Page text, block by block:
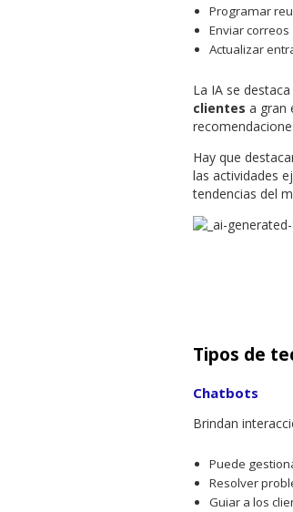
Programar
Enviar correos
Actualizar
La IA se
clientes a gran
Hay que
las actividades
tendencias del
Tipos de
Chatbots
Brindan
Puede
Resolver
Guiar a los